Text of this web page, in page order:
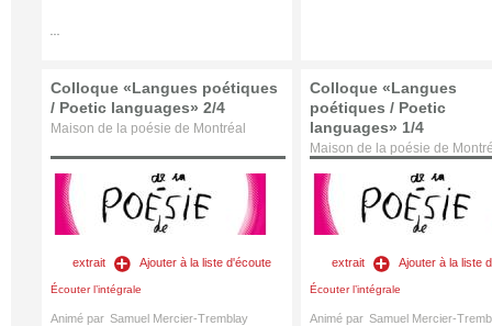
Colloque «Langues poétiques
/ Poetic languages» 2/4
Maison de la poésie de Montréal
extrait Ajouter à la liste d'écoute
Écouter l’intégrale
Animé par Samuel Mercier-Tremblay
Colloque «Langues
poétiques / Poetic
languages» 1/4
Maison de la poésie de
extrait Ajouter à la liste
Écouter l’intégrale
Animé par Samuel Mercier-